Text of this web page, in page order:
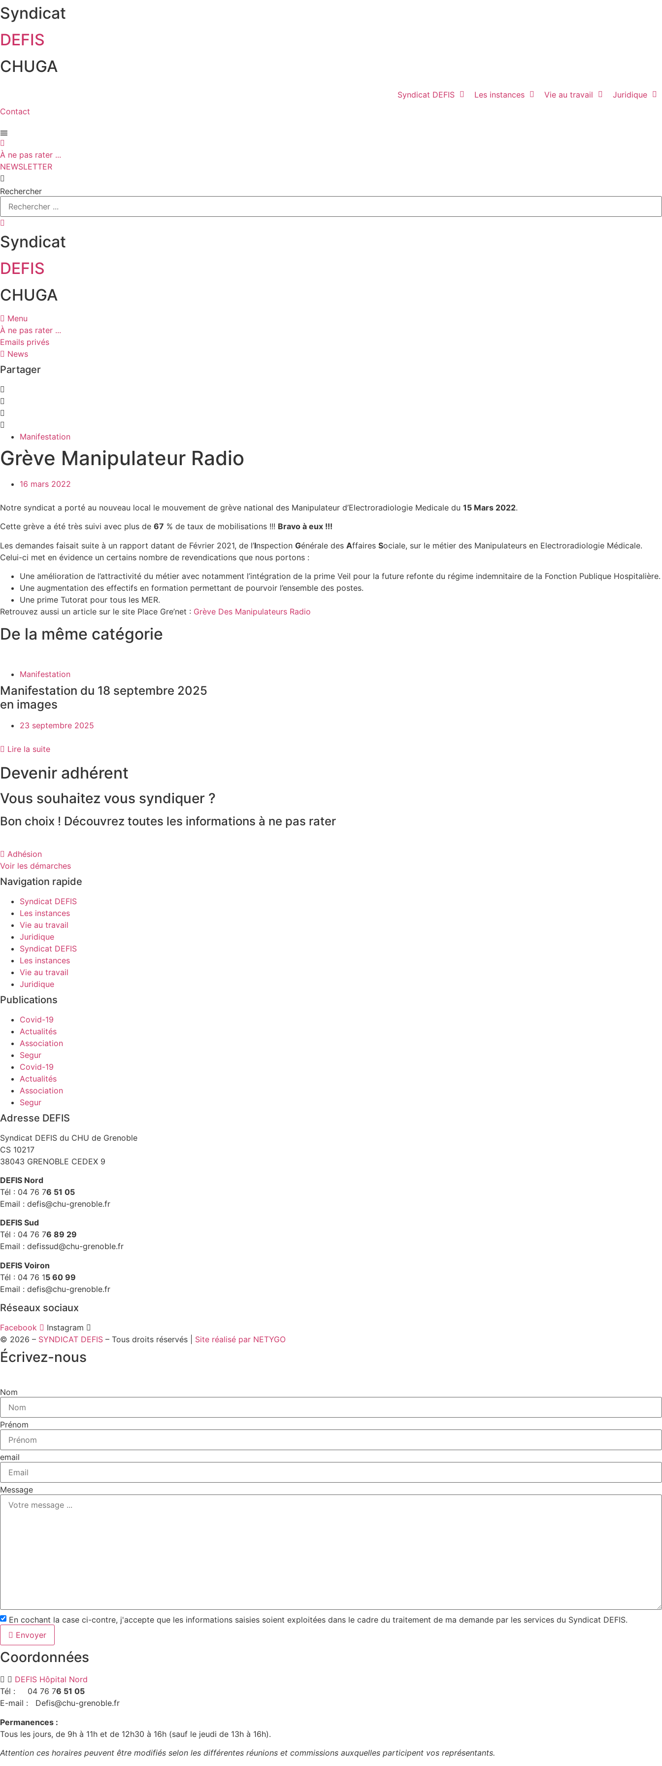
Aller
au
contenu
Syndicat
DEFIS
CHUGA
Syndicat DEFIS Les instances Vie au travail
Juridique
Contact
À ne pas rater ...
NEWSLETTER
Rechercher
Syndicat
DEFIS
CHUGA
Menu
À ne pas rater ...
Emails privés
News
Partager
Manifestation
Grève Manipulateur Radio
16 mars 2022
Notre syndicat a porté au nouveau local le mouvement de grève national des Manipulateur d’Electroradiologie Medicale du 15 Mars 2022.
Cette grève a été très suivi avec plus de 67 % de taux de mobilisations !!! Bravo à eux !!!
Les demandes faisait suite à un rapport datant de Février 2021, de l’Inspection Générale des Affaires Sociale, sur le métier des Manipulateurs en Electroradiologie Médicale.
Celui-ci met en évidence un certains nombre de revendications que nous portons :
Une amélioration de l’attractivité du métier avec notamment l’intégration de la prime Veil pour la future refonte du régime indemnitaire de la Fonction Publique Hospitalière.
Une augmentation des effectifs en formation permettant de pourvoir l’ensemble des postes.
Une prime Tutorat pour tous les MER.
Retrouvez aussi un article sur le site Place Gre’net : Grève Des Manipulateurs Radio
De la même catégorie
Manifestation
Manifestation du 18 septembre 2025
en images
23 septembre 2025
Lire la suite
Devenir adhérent
Vous souhaitez vous syndiquer ?
Bon choix ! Découvrez toutes les informations à ne pas rater
Adhésion
Voir les démarches
Navigation rapide
Syndicat DEFIS
Les instances
Vie au travail
Juridique
Syndicat DEFIS
Les instances
Vie au travail
Juridique
Publications
Covid-19
Actualités
Association
Segur
Covid-19
Actualités
Association
Segur
Adresse DEFIS
Syndicat DEFIS du CHU de Grenoble
CS 10217
38043 GRENOBLE CEDEX 9
DEFIS Nord
Tél : 04 76 76 51 05
Email : defis@chu-grenoble.fr
DEFIS Sud
Tél : 04 76 76 89 29
Email : defissud@chu-grenoble.fr
DEFIS Voiron
Tél : 04 76 15 60 99
Email : defis@chu-grenoble.fr
Réseaux sociaux
Facebook
Instagram
© 2026 – SYNDICAT DEFIS – Tous droits réservés | Site réalisé par NETYGO
Écrivez-nous
Nom
Prénom
email
Message
En cochant la case ci-contre, j'accepte que les informations saisies soient exploitées dans le cadre du traitement de ma demande par les services du Syndicat DEFIS.
Envoyer
Coordonnées
DEFIS Hôpital Nord
Tél : 04 76 76 51 05
E-mail : Defis@chu-grenoble.fr
Permanences :
Tous les jours, de 9h à 11h et de 12h30 à 16h (sauf le jeudi de 13h à 16h).
Attention ces horaires peuvent être modifiés selon les différentes réunions et commissions auxquelles participent vos représentants.